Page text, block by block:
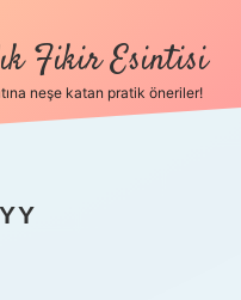
Fikir Esintisi
neşe katan pratik öneriler!